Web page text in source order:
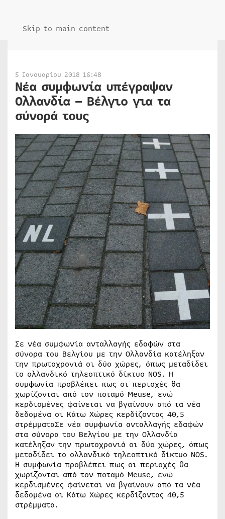
Skip to main content
5 Ιανουαρίου 2018 16:48
Νέα συμφωνία υπέγραψαν
Ολλανδία – Βέλγιο για τα
σύνορά τους
Σε νέα συμφωνία ανταλλαγής εδαφών στα
σύνορα του Βελγίου με την Ολλανδία κατέληξαν
την πρωτοχρονιά οι δύο χώρες, όπως μεταδίδει
το ολλανδικό τηλεοπτικό δίκτυο ΝΟS. Η
συμφωνία προβλέπει πως οι περιοχές θα
χωρίζονται από τον ποταμό Meuse, ενώ
κερδισμένες φαίνεται να βγαίνουν από τα νέα
δεδομένα οι Κάτω Χώρες κερδίζοντας 40,5
στρέμματαΣε νέα συμφωνία ανταλλαγής εδαφών
στα σύνορα του Βελγίου με την Ολλανδία
κατέληξαν την πρωτοχρονιά οι δύο χώρες, όπως
μεταδίδει το ολλανδικό τηλεοπτικό δίκτυο ΝΟS.
Η συμφωνία προβλέπει πως οι περιοχές θα
χωρίζονται από τον ποταμό Meuse, ενώ
κερδισμένες φαίνεται να βγαίνουν από τα νέα
δεδομένα οι Κάτω Χώρες κερδίζοντας 40,5
στρέμματα.